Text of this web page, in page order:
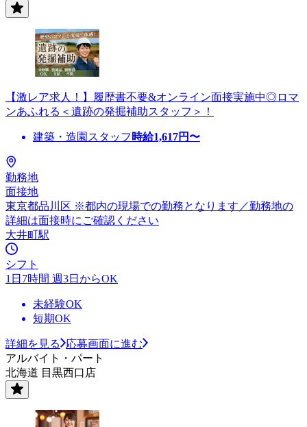
【激レア求人！】履歴書不要&オンライン面接実施中◎ロマ
ンあふれる＜遺跡の発掘補助スタッフ＞！
建築・造園スタッフ 時給1,617円〜
勤務地
面接地
東京都品川区 ※都内の現場での勤務となります／勤務地の
詳細は面接時にご確認ください
大井町駅
シフト
1日7時間 週3日からOK
未経験OK
短期OK
詳細を見る
応募画面に進む
アルバイト・パート
北海道 目黒西口店